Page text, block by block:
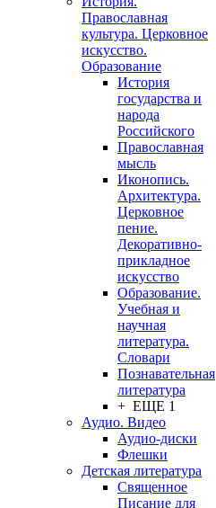
Православная
культура. Церковное
искусство.
Образование
История
государства и
народа
Российского
Православная
мысль
Иконопись.
Архитектура.
Церковное
пение.
Декоративно-
прикладное
искусство
Образование.
Учебная и
научная
литература.
Словари
Познавательная
литература
+ ЕЩЕ 1
Аудио. Видео
Аудио-диски
Флешки
Детская литература
Священное
Писание для